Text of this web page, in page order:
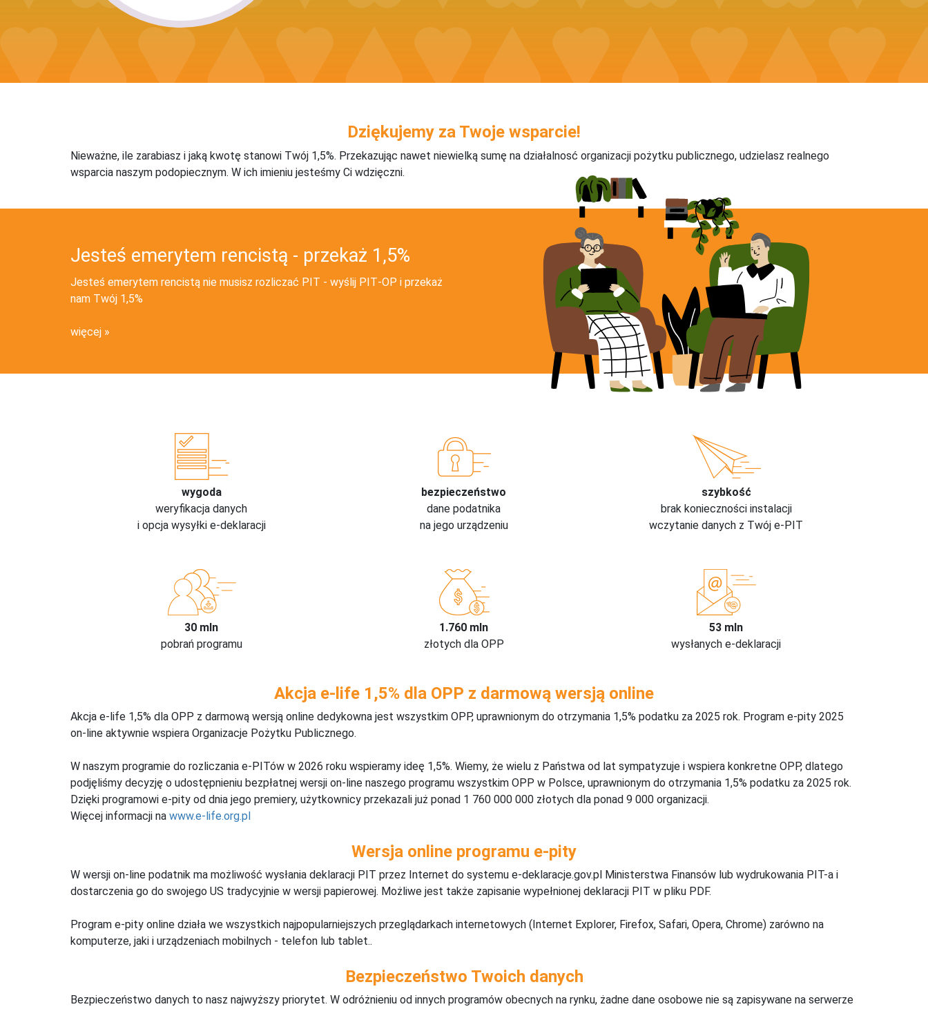
Dziękujemy za Twoje wsparcie!
Nieważne, ile zarabiasz i jaką kwotę stanowi Twój 1,5%. Przekazując nawet niewielką sumę na działalnosć organizacji pożytku publicznego, udzielasz realnego
wsparcia naszym podopiecznym. W ich imieniu jesteśmy Ci wdzięczni.
Jesteś emerytem rencistą - przekaż 1,5%
Jesteś emerytem rencistą nie musisz rozliczać PIT - wyślij PIT‑OP i przekaż
nam Twój 1,5%
więcej
wygoda
weryfikacja danych
i opcja wysyłki e-deklaracji
bezpieczeństwo
dane podatnika
na jego urządzeniu
szybkość
brak konieczności instalacji
wczytanie danych z Twój e-PIT
30 mln
pobrań programu
1.760 mln
złotych dla OPP
53 mln
wysłanych e-deklaracji
Akcja e-life 1,5% dla OPP z darmową wersją online
Akcja e-life 1,5% dla OPP z darmową wersją online dedykowna jest wszystkim OPP, uprawnionym do otrzymania 1,5% podatku za 2025 rok. Program e-pity 2025
on-line aktywnie wspiera Organizacje Pożytku Publicznego.
W naszym programie do rozliczania e-PITów w 2026 roku wspieramy ideę 1,5%. Wiemy, że wielu z Państwa od lat sympatyzuje i wspiera konkretne OPP, dlatego
podjęliśmy decyzję o udostępnieniu bezpłatnej wersji on-line naszego programu wszystkim OPP w Polsce, uprawnionym do otrzymania 1,5% podatku za 2025 rok.
Dzięki programowi e-pity od dnia jego premiery, użytkownicy przekazali już ponad 1 760 000 000 złotych dla ponad 9 000 organizacji.
Więcej informacji na www.e-life.org.pl
Wersja online programu e-pity
W wersji on-line podatnik ma możliwość wysłania deklaracji PIT przez Internet do systemu e-deklaracje.gov.pl Ministerstwa Finansów lub wydrukowania PIT-a i
dostarczenia go do swojego US tradycyjnie w wersji papierowej. Możliwe jest także zapisanie wypełnionej deklaracji PIT w pliku PDF.
Program e-pity online działa we wszystkich najpopularniejszych przeglądarkach internetowych (Internet Explorer, Firefox, Safari, Opera, Chrome) zarówno na
komputerze, jaki i urządzeniach mobilnych - telefon lub tablet..
Bezpieczeństwo Twoich danych
Bezpieczeństwo danych to nasz najwyższy priorytet. W odróżnieniu od innych programów obecnych na rynku, żadne dane osobowe nie są zapisywane na serwerze